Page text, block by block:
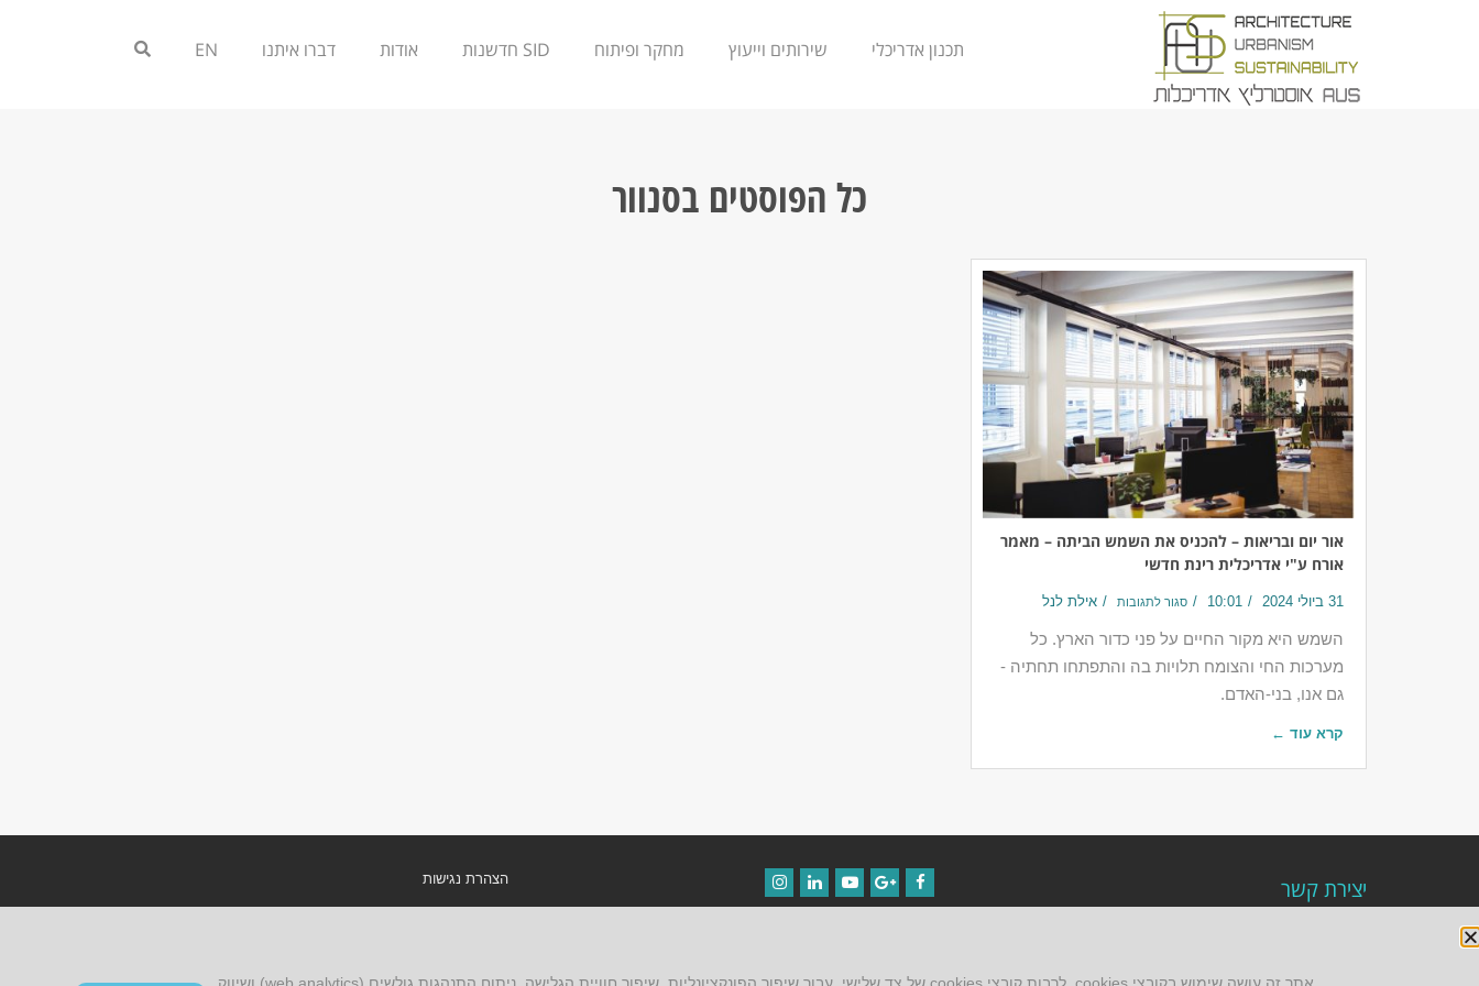
תכנון אדריכלי שירותים וייעוץ מחקר ופיתוח SID חדשנות אודות דברו איתנו EN
כל הפוסטים בסנוור
אור יום ובריאות – להכניס את השמש הביתה – מאמר
אורח ע"י אדריכלית רינת חדשי
31 ביולי 2024 10:01 סגור לתגובות אילת לנל
השמש היא מקור החיים על פני כדור הארץ. כל
מערכות החי והצומח תלויות בה והתפתחו תחתיה -
גם אנו, בני-האדם.
קרא עוד ←
יצירת קשר
Facebook
Google+
YouTube
LinkedIn
Instagram
הצהרת נגישות
תקנון אתר ומדיניות פרטיות
אתר זה עושה שימוש בקובצי cookies, לרבות קובצי cookies של צד שלישי, עבור שיפור הפונקציונליות, שיפור חוויית הגלישה, ניתוח התנהגות גולשים (web analytics) ושיווק